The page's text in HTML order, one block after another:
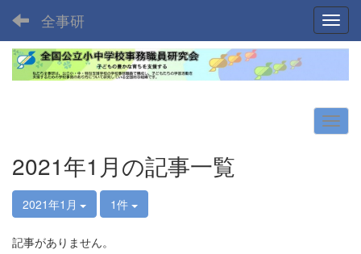
全事研
2021年1月の記事一覧
2021年1月 1件
記事がありません。